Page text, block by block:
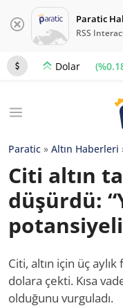
Paratic
RSS
Dolar
Paratic » Altın Haberleri
Citi altın
düşürdü:
potansiyeli
Citi, altın için üç
dolara çekti. Kısa
olduğunu vurguladı.